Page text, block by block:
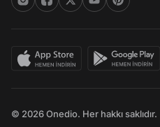
© 2026 Onedio. Her hakkı saklıdır.